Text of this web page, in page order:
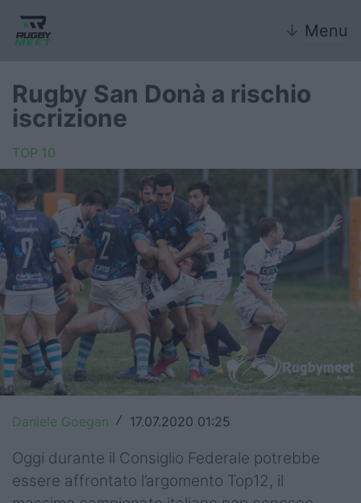
↓ Menu
Nazionali giovanili
Rugby Sevens
FIR
Internazionale
6 Nazioni
United Rugby Championship
Top14
Premiership
Champions Cup
Challenge Cup
Rugby San Donà a rischio
iscrizione
TOP 10
Daniele Goegan / 17.07.2020 01:25
Oggi durante il Consiglio Federale potrebbe
essere affrontato l’argomento Top12, il